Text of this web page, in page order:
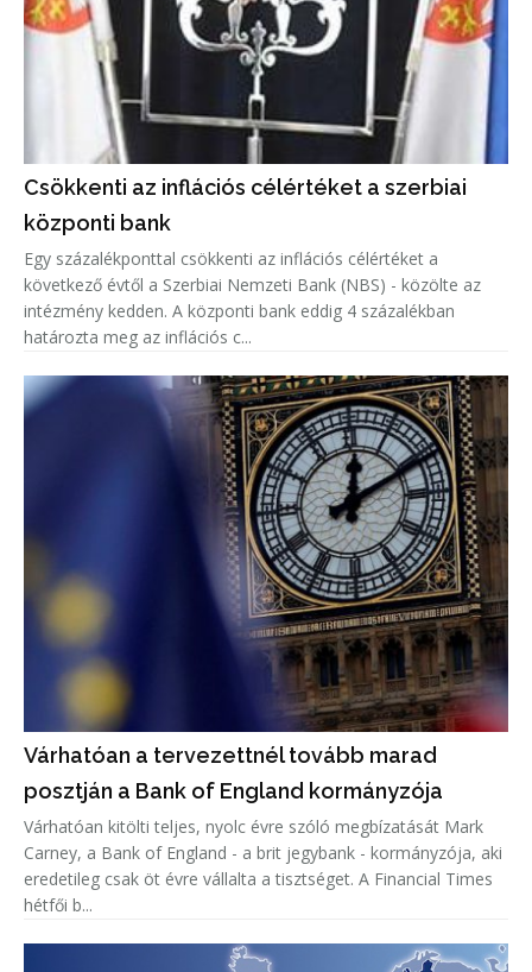
Csökkenti az inflációs célértéket a szerbiai
központi bank
Egy százalékponttal csökkenti az inflációs célértéket a
következő évtől a Szerbiai Nemzeti Bank (NBS) - közölte az
intézmény kedden. A központi bank eddig 4 százalékban
határozta meg az inflációs c...
Várhatóan a tervezettnél tovább marad
posztján a Bank of England kormányzója
Várhatóan kitölti teljes, nyolc évre szóló megbízatását Mark
Carney, a Bank of England - a brit jegybank - kormányzója, aki
eredetileg csak öt évre vállalta a tisztséget. A Financial Times
hétfői b...